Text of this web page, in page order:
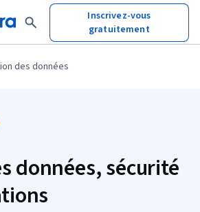
Inscrivez-vous
gratuitement
des données
données, sécurité